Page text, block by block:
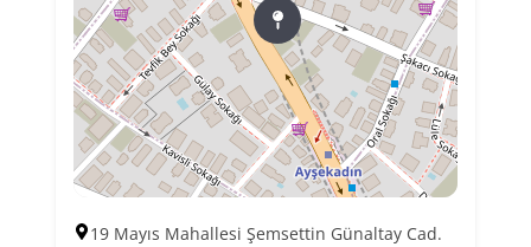
19 Mayıs Mahallesi Şemsettin Günaltay Cad.